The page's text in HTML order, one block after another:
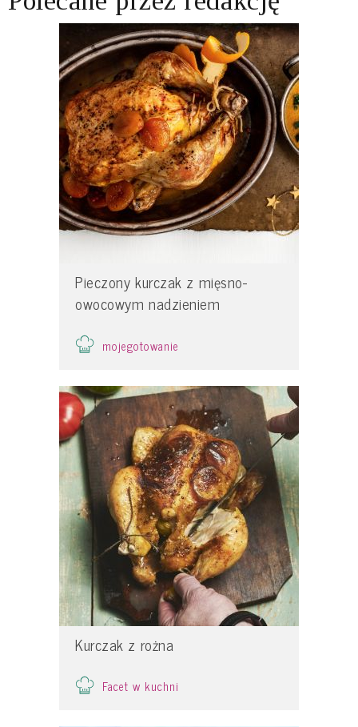
Pieczony kurczak z mięsno-
owocowym nadzieniem
mojegotowanie
Kurczak z rożna
Facet w kuchni